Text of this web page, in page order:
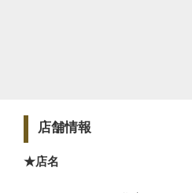
店舗情報
★店名